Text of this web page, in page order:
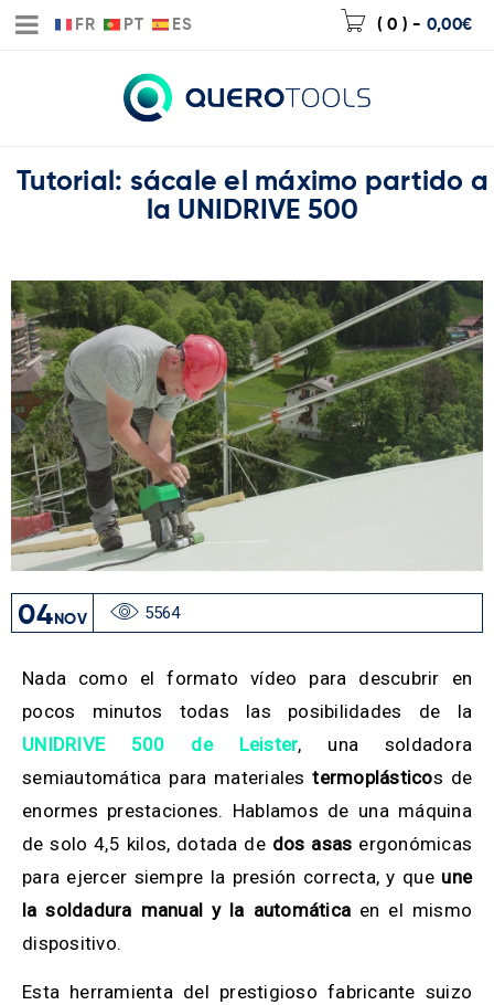
FR PT ES ( 0 ) - 0,00€
Tutorial: sácale el máximo partido a
la UNIDRIVE 500
04 NOV 5564
Nada como el formato vídeo para descubrir en
pocos minutos todas las posibilidades de la
UNIDRIVE 500 de Leister, una soldadora
semiautomática para materialestermoplásticos de
enormes prestaciones. Hablamos de una máquina
de solo 4,5 kilos, dotada de dos asas ergonómicas
para ejercer siempre la presión correcta, y que une
la soldadura manual y la automática en el mismo
dispositivo.
Esta herramienta del prestigioso fabricante suizo